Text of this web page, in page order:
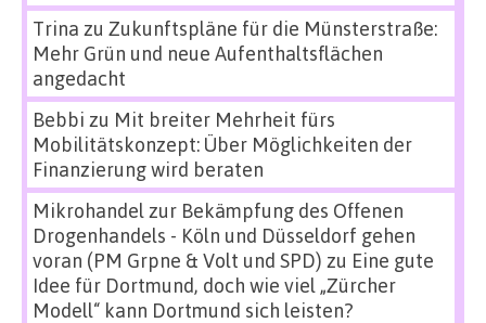
Trina zu Zukunftspläne für die Münsterstraße:
Mehr Grün und neue Aufenthaltsflächen
angedacht
Bebbi zu Mit breiter Mehrheit fürs
Mobilitätskonzept: Über Möglichkeiten der
Finanzierung wird beraten
Mikrohandel zur Bekämpfung des Offenen
Drogenhandels - Köln und Düsseldorf gehen
voran (PM Grpne & Volt und SPD) zu Eine gute
Idee für Dortmund, doch wie viel „Zürcher
Modell“ kann Dortmund sich leisten?